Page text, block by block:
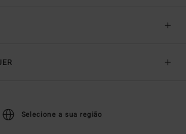
Selecione a sua região